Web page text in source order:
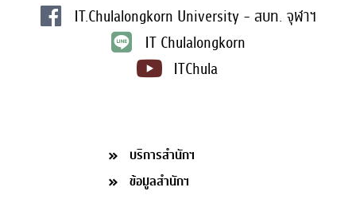
IT.Chulalongkorn University - สบท. จุฬาฯ
IT Chulalongkorn
ITChula
บริการสำนักฯ
ข้อมูลสำนักฯ